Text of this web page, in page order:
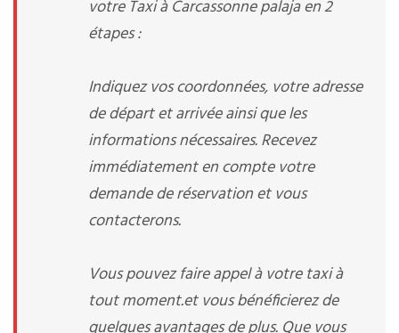
votre Taxi à Carcassonne palaja en 2
étapes :
Indiquez vos coordonnées, votre adresse
de départ et arrivée ainsi que les
informations nécessaires. Recevez
immédiatement en compte votre
demande de réservation et vous
contacterons.
Vous pouvez faire appel à votre taxi à
tout moment.et vous bénéficierez de